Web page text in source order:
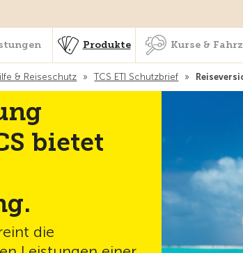
Produkte Kurse &
& Reiseschutz » TCS ETI Schutzbrief »
bietet
die